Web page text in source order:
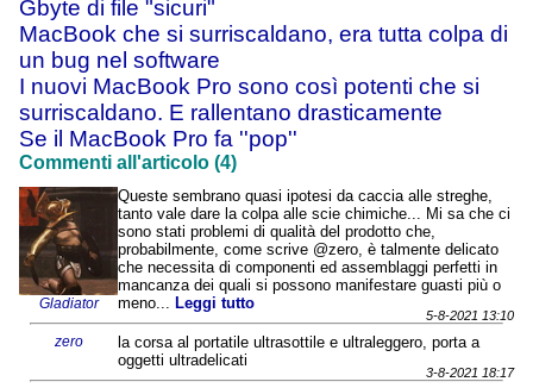
Gbyte di file "sicuri"
MacBook che si surriscaldano, era tutta colpa di
un bug nel software
I nuovi MacBook Pro sono così potenti che si
surriscaldano. E rallentano drasticamente
Se il MacBook Pro fa ''pop''
Commenti all'articolo (4)
Gladiator
Queste sembrano quasi ipotesi da caccia alle streghe,
tanto vale dare la colpa alle scie chimiche... Mi sa che ci
sono stati problemi di qualità del prodotto che,
probabilmente, come scrive @zero, è talmente delicato
che necessita di componenti ed assemblaggi perfetti in
mancanza dei quali si possono manifestare guasti più o
meno...Leggi tutto
5-8-2021 13:10
zero
la corsa al portatile ultrasottile e ultraleggero, porta a
oggetti ultradelicati
3-8-2021 18:17